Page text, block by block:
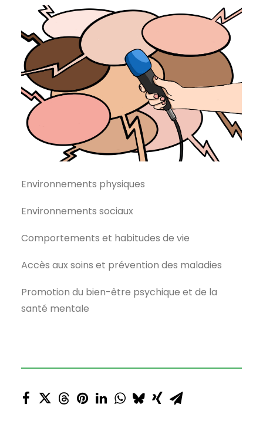
Environnements physiques
Environnements sociaux
Comportements et habitudes de vie
Accès aux soins et prévention des maladies
Promotion du bien-être psychique et de la
santé mentale